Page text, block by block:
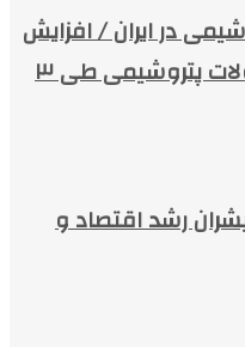
در ایران / افزایش
۴۰ درصدی صادرات محصولات پتروشیمی طی ۳
رشد اقتصاد و